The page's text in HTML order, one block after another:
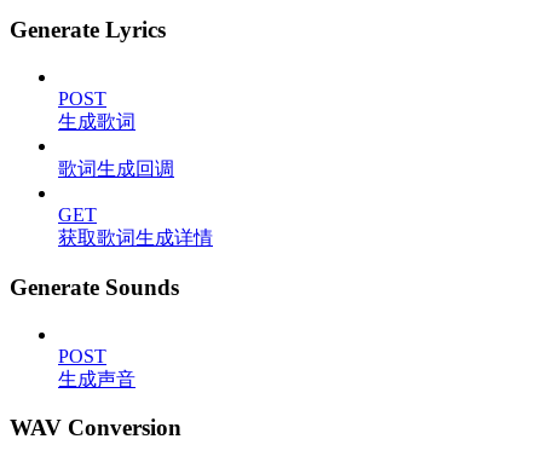
Generate Lyrics
POST
生成歌词
歌词生成回调
GET
获取歌词生成详情
Generate Sounds
POST
生成声音
WAV Conversion